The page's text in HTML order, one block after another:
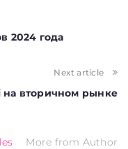
2024 года
Next article
вторичном рынке
More from Author